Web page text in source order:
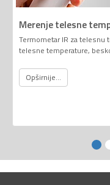
Merenje telesne
Termometar IR za telesnu
telesne temperature,
Opširnije...